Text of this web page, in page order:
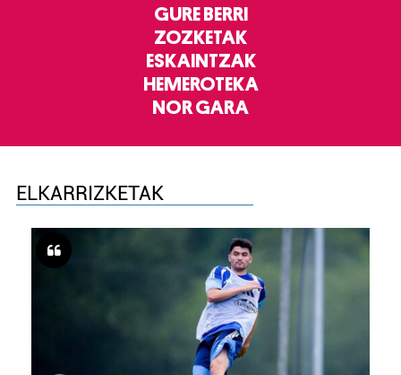
GURE BERRI
ZOZKETAK
ESKAINTZAK
HEMEROTEKA
NOR GARA
ELKARRIZKETAK